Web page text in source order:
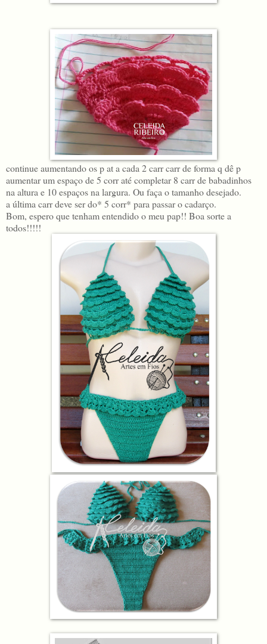
continue aumentando os p at a cada 2 carr carr de forma q dê p
aumentar um espaço de 5 corr até completar 8 carr de babadinhos
na altura e 10 espaços na largura. Ou faça o tamanho desejado.
a última carr deve ser do* 5 corr* para passar o cadarço.
Bom, espero que tenham entendido o meu pap!! Boa sorte a
todos!!!!!